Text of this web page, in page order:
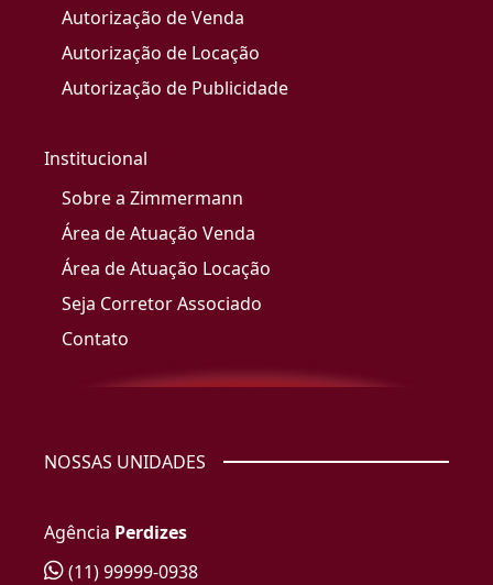
Autorização de Venda
Autorização de Locação
Autorização de Publicidade
Institucional
Sobre a Zimmermann
Área de Atuação Venda
Área de Atuação Locação
Seja Corretor Associado
Contato
NOSSAS UNIDADES
Agência Perdizes
(11) 99999-0938